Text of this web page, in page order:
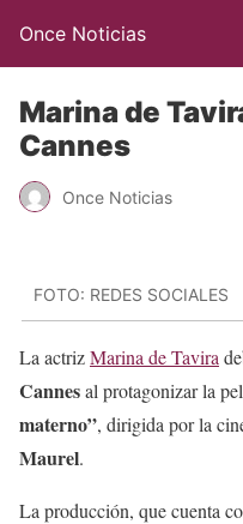
Once Noticias
Marina de
Cannes
Once Noticias
FOTO: REDES SOCIALES
La actrizMarina de Tavira
Cannesal protagonizar la
materno”, dirigida por la
Maurel.
La producción, que cuenta